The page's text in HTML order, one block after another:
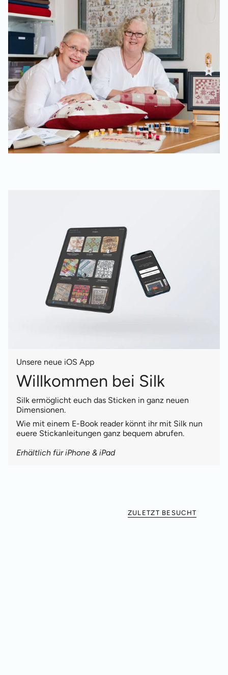
Unsere neue iOS App
Willkommen bei Silk
Silk ermöglicht euch das Sticken in ganz neuen
Dimensionen.
Wie mit einem E-Book reader könnt ihr mit Silk nun
euere Stickanleitungen ganz bequem abrufen.
Erhältlich für iPhone & iPad
ZULETZT BESUCHT